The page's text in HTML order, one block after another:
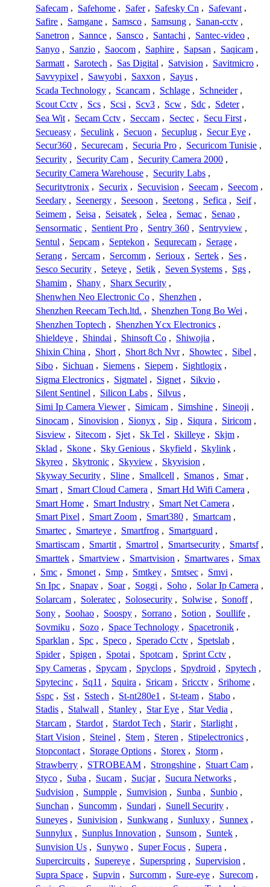
Safecam , Safehome , Safer , Safesky Cn , Safevant ,
Safire , Samgane , Samsco , Samsung , Sanan-cctv ,
Sanetron , Sannce , Sansco , Santachi , Santec-video ,
Sanyo , Sanzio , Saocom , Saphire , Sapsan , Saqicam ,
Sarmatt , Sarotech , Sas Digital , Satvision , Savitmicro ,
Savvypixel , Sawyobi , Saxxon , Sayus ,
Scada Technology , Scancam , Schlage , Schneider ,
Scout Cctv , Scs , Scsi , Scv3 , Scw , Sdc , Sdeter ,
Sea Wit , Secam Cctv , Seccam , Sectec , Secu First ,
Secueasy , Seculink , Secuon , Secuplug , Secur Eye ,
Secur360 , Securecam , Securia Pro , Securicom Tunisie ,
Security , Security Cam , Security Camera 2000 ,
Security Camera Warehouse , Security Labs ,
Securitytronix , Securix , Secuvision , Seecam , Seecom ,
Seedary , Seenergy , Seesoon , Seetong , Sefica , Seif ,
Seimem , Seisa , Seisatek , Selea , Semac , Senao ,
Sensormatic , Sentient Pro , Sentry 360 , Sentryview ,
Sentul , Sepcam , Septekon , Sequrecam , Serage ,
Serang , Sercam , Sercomm , Serioux , Sertek , Ses ,
Sesco Security , Seteye , Setik , Seven Systems , Sgs ,
Shamim , Shany , Sharx Security ,
Shenwhen Neo Electronic Co , Shenzhen ,
Shenzhen Reecam Tech.ltd. , Shenzhen Tong Bo Wei ,
Shenzhen Toptech , Shenzhen Ycx Electronics ,
Shieldeye , Shindai , Shinsoft Co , Shiwojia ,
Shixin China , Short , Short 8ch Nvr , Showtec , Sibel ,
Sibo , Sichuan , Siemens , Siepem , Sightlogix ,
Sigma Electronics , Sigmatel , Signet , Sikvio ,
Silent Sentinel , Silicon Labs , Silvus ,
Simi Ip Camera Viewer , Simicam , Simshine , Sineoji ,
Sinocam , Sinovision , Sionyx , Sip , Siqura , Siricom ,
Sisview , Sitecom , Sjet , Sk Tel , Skilleye , Skjm ,
Sklad , Skone , Sky Genious , Skyfield , Skylink ,
Skyreo , Skytronic , Skyview , Skyvision ,
Skyway Security , Sline , Smallcell , Smanos , Smar ,
Smart , Smart Cloud Camera , Smart Hd Wifi Camera ,
Smart Home , Smart Industry , Smart Net Camera ,
Smart Pixel , Smart Zoom , Smart380 , Smartcam ,
Smartec , Smarteye , Smartfrog , Smartguard ,
Smartiscam , Smartit , Smartrol , Smartsecurity , Smartsf ,
Smarttek , Smartview , Smartvision , Smartwares , Smax
, Smc , Smonet , Smp , Smtkey , Smtsec , Smvi ,
Sn Ipc , Snapav , Soar , Soggi , Soho , Solar Ip Camera ,
Solarcam , Soleratec , Solosecurity , Solwise , Sonoff ,
Sony , Soohao , Soospy , Sorrano , Sotion , Soullife ,
Sovmiku , Sozo , Space Technology , Spacetronik ,
Sparklan , Spc , Speco , Sperado Cctv , Spetslab ,
Spider , Spigen , Spotai , Spotcam , Sprint Cctv ,
Spy Cameras , Spycam , Spyclops , Spydroid , Spytech ,
Spytecinc , Sq11 , Squira , Sricam , Sricctv , Srihome ,
Sspc , Sst , Sstech , St-nt280e1 , St-team , Stabo ,
Stadis , Stalwall , Stanley , Star Eye , Star Vedia ,
Starcam , Stardot , Stardot Tech , Starir , Starlight ,
Start Vision , Steinel , Stem , Steren , Stipelectronics ,
Stopcontact , Storage Options , Storex , Storm ,
Strawberry , STROBEAM , Strongshine , Stuart Cam ,
Styco , Suba , Sucam , Sucjar , Sucura Networks ,
Sudvision , Sumpple , Sumvision , Sunba , Sunbio ,
Sunchan , Suncomm , Sundari , Sunell Security ,
Suneyes , Sunivision , Sunkwang , Sunluxy , Sunnex ,
Sunnylux , Sunplus Innovation , Sunsom , Suntek ,
Sunvision Us , Sunywo , Super Focus , Supera ,
Supercircuits , Supereye , Superspring , Supervision ,
Supra Space , Supvin , Surcomm , Sure-eye , Surecom ,